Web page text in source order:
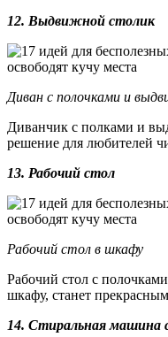
12. Выдвижной столик
Диван с полочками и
Диванчик с полками и
решение для любителей
13. Рабочий стол
Рабочий стол в шкафу
Рабочий стол с
шкафу, станет
14. Стиральная машина